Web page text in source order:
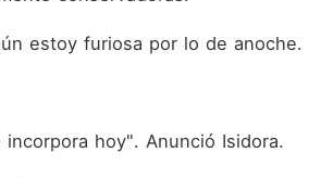
estoy furiosa por lo de anoche.
hoy". Anunció Isidora.